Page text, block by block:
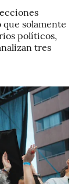
solamente
políticos,
tres